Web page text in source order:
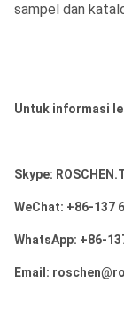
sampel dan
Untuk informasi
Skype:
WeChat: +86-137
WhatsApp: +86-
Email: